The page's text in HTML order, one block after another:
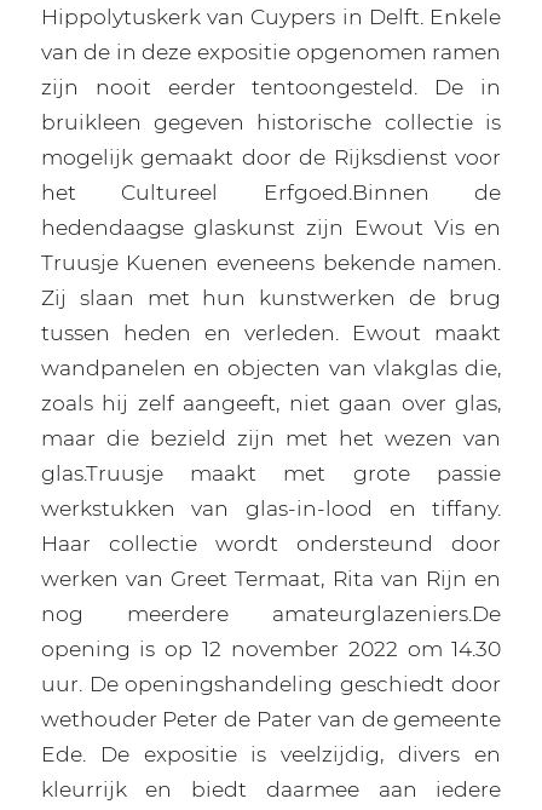
Hippolytuskerk van Cuypers in Delft. Enkele
van de in deze expositie opgenomen ramen
zijn nooit eerder tentoongesteld. De in
bruikleen gegeven historische collectie is
mogelijk gemaakt door de Rijksdienst voor
het Cultureel Erfgoed.Binnen de
hedendaagse glaskunst zijn Ewout Vis en
Truusje Kuenen eveneens bekende namen.
Zij slaan met hun kunstwerken de brug
tussen heden en verleden. Ewout maakt
wandpanelen en objecten van vlakglas die,
zoals hij zelf aangeeft, niet gaan over glas,
maar die bezield zijn met het wezen van
glas.Truusje maakt met grote passie
werkstukken van glas-in-lood en tiffany.
Haar collectie wordt ondersteund door
werken van Greet Termaat, Rita van Rijn en
nog meerdere amateurglazeniers.De
opening is op 12 november 2022 om 14.30
uur. De openingshandeling geschiedt door
wethouder Peter de Pater van de gemeente
Ede. De expositie is veelzijdig, divers en
kleurrijk en biedt daarmee aan iedere